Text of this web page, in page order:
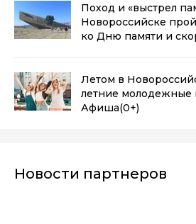
Поход и «выстрел
Новороссийске
ко Дню памяти и
Летом в
летние молодежные
Афиша(0+)
Новости партнеров